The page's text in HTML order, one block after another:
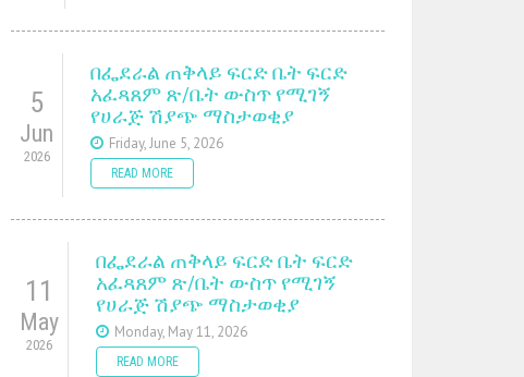
5
Jun
2026
በፌደራል ጠቅላይ ፍርድ ቤት ፍርድ
አፈጻጸም ጽ/ቤት ውስጥ የሚገኝ
የሀራጅ ሽያጭ ማስታወቂያ
Friday, June 5, 2026
READ MORE
11
May
2026
በፌደራል ጠቅላይ ፍርድ ቤት ፍርድ
አፈጻጸም ጽ/ቤት ውስጥ የሚገኝ
የሀራጅ ሽያጭ ማስታወቂያ
Monday, May 11, 2026
READ MORE